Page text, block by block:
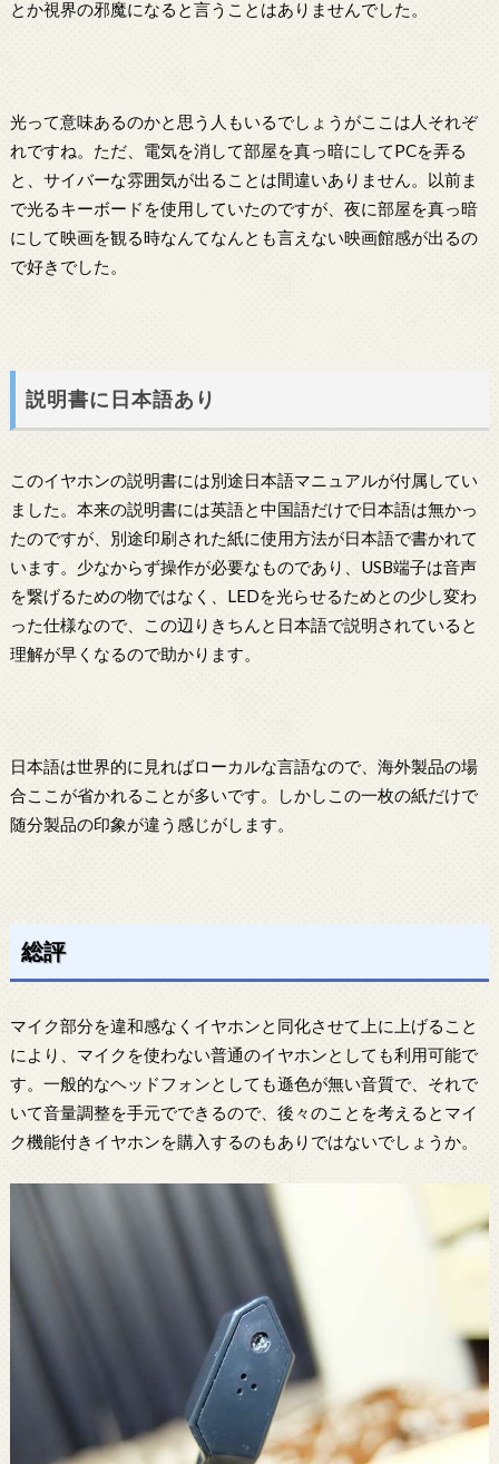
とか視界の邪魔になると言うことはありませんでした。
光って意味あるのかと思う人もいるでしょうがここは人それぞ
れですね。ただ、電気を消して部屋を真っ暗にしてPCを弄る
と、サイバーな雰囲気が出ることは間違いありません。以前ま
で光るキーボードを使用していたのですが、夜に部屋を真っ暗
にして映画を観る時なんてなんとも言えない映画館感が出るの
で好きでした。
説明書に日本語あり
このイヤホンの説明書には別途日本語マニュアルが付属してい
ました。本来の説明書には英語と中国語だけで日本語は無かっ
たのですが、別途印刷された紙に使用方法が日本語で書かれて
います。少なからず操作が必要なものであり、USB端子は音声
を繋げるための物ではなく、LEDを光らせるためとの少し変わ
った仕様なので、この辺りきちんと日本語で説明されていると
理解が早くなるので助かります。
日本語は世界的に見ればローカルな言語なので、海外製品の場
合ここが省かれることが多いです。しかしこの一枚の紙だけで
随分製品の印象が違う感じがします。
総評
マイク部分を違和感なくイヤホンと同化させて上に上げること
により、マイクを使わない普通のイヤホンとしても利用可能で
す。一般的なヘッドフォンとしても遜色が無い音質で、それで
いて音量調整を手元でできるので、後々のことを考えるとマイ
ク機能付きイヤホンを購入するのもありではないでしょうか。